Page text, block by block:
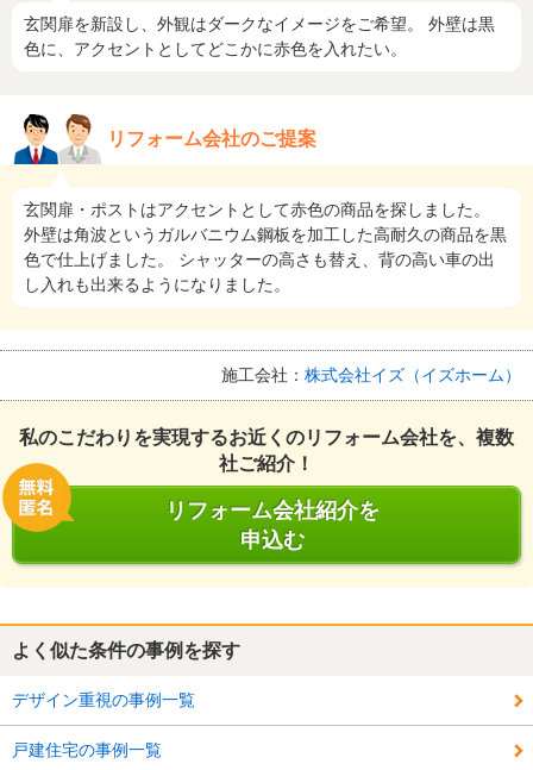
玄関扉を新設し、外観はダークなイメージをご希望。 外壁は黒
色に、アクセントとしてどこかに赤色を入れたい。
リフォーム会社のご提案
玄関扉・ポストはアクセントとして赤色の商品を探しました。
外壁は角波というガルバニウム鋼板を加工した高耐久の商品を黒
色で仕上げました。 シャッターの高さも替え、背の高い車の出
し入れも出来るようになりました。
施工会社： 株式会社イズ（イズホーム）
私のこだわりを実現するお近くのリフォーム会社を、複数
社ご紹介！
リフォーム会社紹介を
申込む
よく似た条件の事例を探す
デザイン重視の事例一覧
戸建住宅の事例一覧